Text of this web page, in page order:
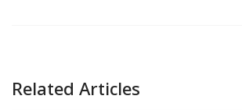
Related Articles